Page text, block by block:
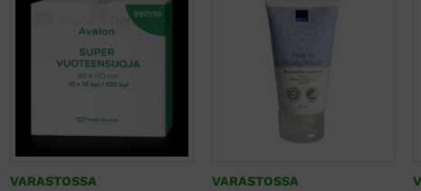
VARASTOSSA VARASTOSSA